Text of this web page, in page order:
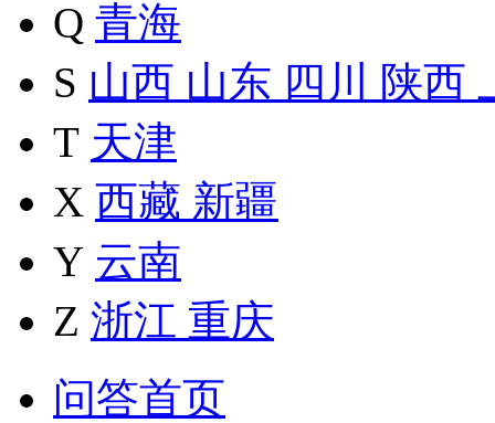
Q 青海
S 山西 山东 四川 陕西
T 天津
X 西藏 新疆
Y 云南
Z 浙江 重庆
问答首页